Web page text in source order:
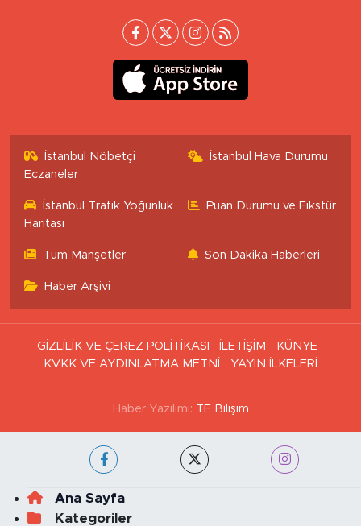
İstanbul Nöbetçi
Eczaneler
İstanbul Hava Durumu
İstanbul Trafik Yoğunluk
Haritası
Puan Durumu ve Fikstür
Tüm Manşetler Son Dakika Haberleri
Haber Arşivi
GİZLİLİK VE ÇEREZ POLİTİKASI İLETİŞİM
KÜNYE
KVKK VE AYDINLATMA METNİ
YAYIN İLKELERİ
Haber Yazılımı: TE Bilişim
Ana Sayfa
Kategoriler